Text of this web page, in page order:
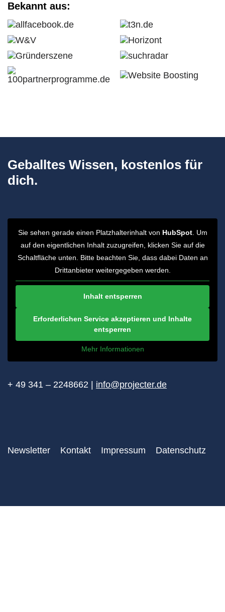
Bekannt aus:
Geballtes Wissen, kostenlos für
dich.
Sie sehen gerade einen Platzhalterinhalt von HubSpot. Um
auf den eigentlichen Inhalt zuzugreifen, klicken Sie auf die
Schaltfläche unten. Bitte beachten Sie, dass dabei Daten an
Drittanbieter weitergegeben werden.
Inhalt entsperren
Erforderlichen Service akzeptieren und Inhalte
entsperren
Mehr Informationen
+ 49 341 – 2248662 | info@projecter.de
Newsletter Kontakt Impressum Datenschutz